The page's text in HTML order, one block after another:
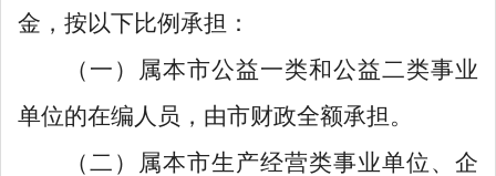
金，按以下比例承担：
（一）属本市公益一类和公益二类事业
单位的在编人员，由市财政全额承担。
（二）属本市生产经营类事业单位、企